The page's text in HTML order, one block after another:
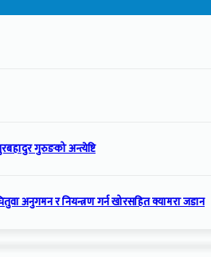
गुरुङको अन्त्येष्टि
अनुगमन र नियन्त्रण गर्न खोरसहित क्यामरा जडान